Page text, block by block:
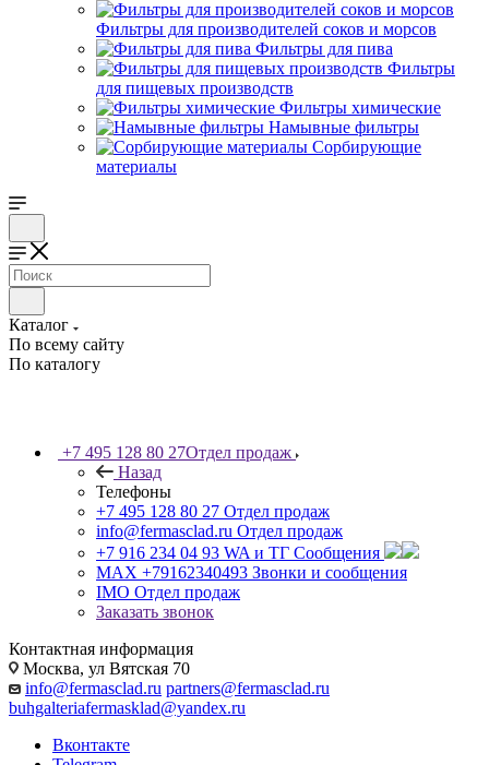
Фильтры для производителей соков и морсов
Фильтры для пива
Фильтры
для пищевых производств
Фильтры химические
Намывные фильтры
Сорбирующие
материалы
Каталог
По всему сайту
По каталогу
+7 495 128 80 27Отдел продаж
Назад
Телефоны
+7 495 128 80 27 Отдел продаж
info@fermasclad.ru Отдел продаж
+7 916 234 04 93 WA и ТГ Сообщения
MAX +79162340493 Звонки и сообщения
IMO Отдел продаж
Заказать звонок
Контактная информация
Москва, ул Вятская 70
info@fermasclad.ru partners@fermasclad.ru
buhgalteriafermasklad@yandex.ru
Вконтакте